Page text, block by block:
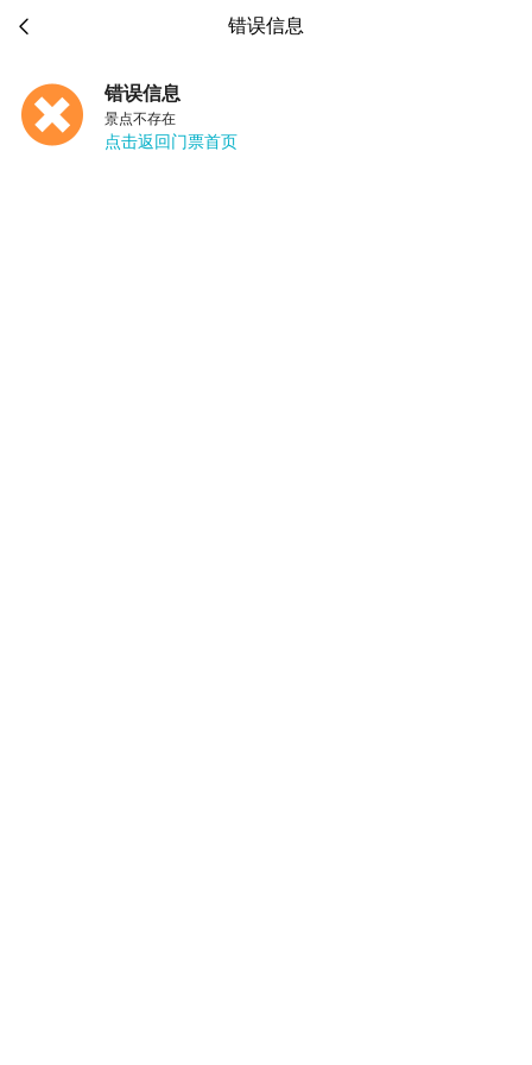
 错误信息
错误信息
景点不存在
点击返回门票首页